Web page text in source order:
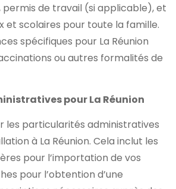
permis de travail (si applicable), et
et scolaires pour toute la famille.
spécifiques pour La Réunion
ou autres formalités de
pour La Réunion
les particularités administratives
à La Réunion. Cela inclut les
pour l’importation de vos
pour l’obtention d’une